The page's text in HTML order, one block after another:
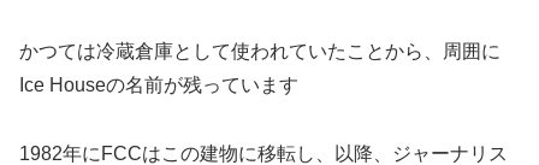
かつては冷蔵倉庫として使われていたことから、周囲に
Ice Houseの名前が残っています
1982年にFCCはこの建物に移転し、以降、ジャーナリス